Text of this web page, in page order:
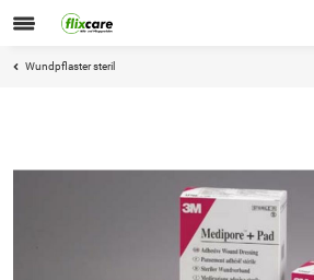
Wundpflaster steril